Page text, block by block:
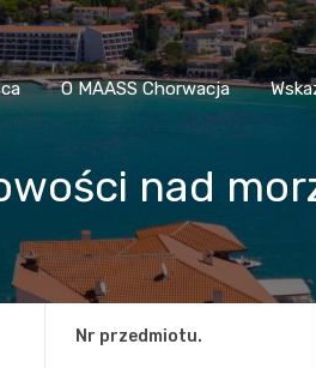
O MAASS Chorwacja
O MAASS Chorwacja
nad
Nr przedmiotu.